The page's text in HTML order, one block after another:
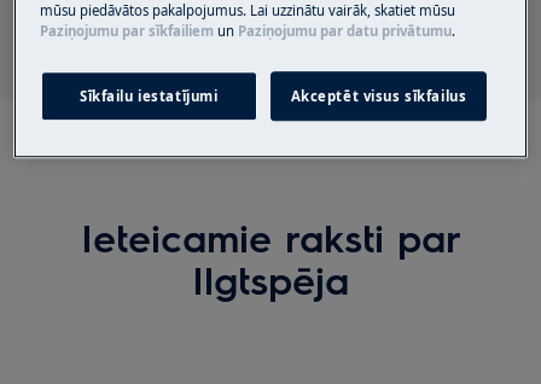
Ieteicamie raksti par
Ilgtspēja
mūsu piedāvātos pakalpojumus. Lai uzzinātu vairāk, skatiet mūsu
Paziņojumu par sīkfailiem un Paziņojumu par datu privātumu.
Sīkfailu iestatījumi Akceptēt visus sīkfailus